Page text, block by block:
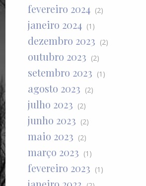
fevereiro 2024 (2)
janeiro 2024 (1)
dezembro 2023 (2)
outubro 2023 (2)
setembro 2023 (1)
agosto 2023 (2)
julho 2023 (2)
junho 2023 (2)
maio 2023 (2)
março 2023 (1)
fevereiro 2023 (1)